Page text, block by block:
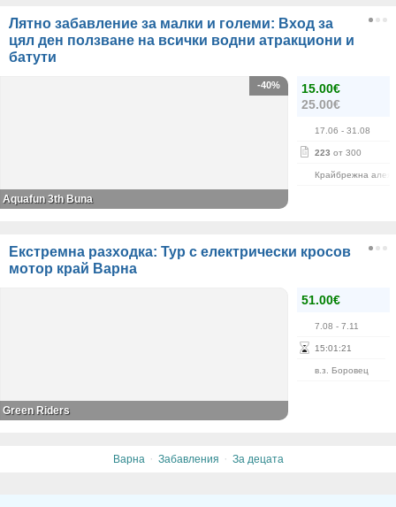
Лятно забавление за малки и големи: Вход за
цял ден ползване на всички водни атракциони и
батути
15.00€
25.00€
17.06 - 31.08
223 от 300
Крайбрежна алея
-40%
Aquafun 3th Buna
Екстремна разходка: Тур с електрически кросов
мотор край Варна
51.00€
7.08 - 7.11
15:01 :21
в.з. Боровец
Green Riders
Варна · Забавления · За децата